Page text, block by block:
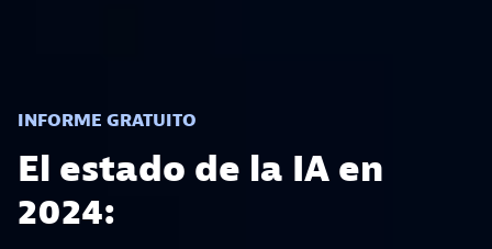
INFORME GRATUITO
El estado de la IA en
2024: